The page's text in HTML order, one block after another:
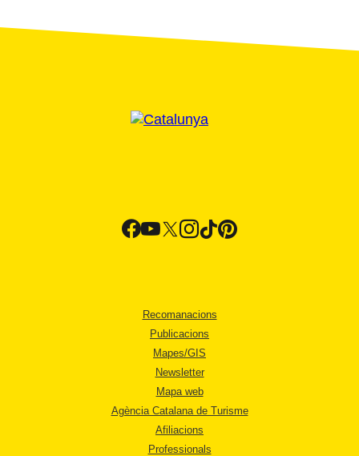
Recomanacions
Publicacions
Mapes/GIS
Newsletter
Mapa web
Agència Catalana de Turisme
Afiliacions
Professionals